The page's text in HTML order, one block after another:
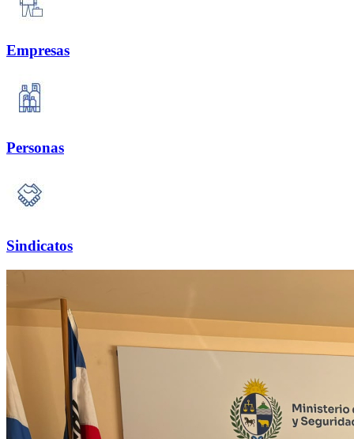
Empresas
Personas
Sindicatos